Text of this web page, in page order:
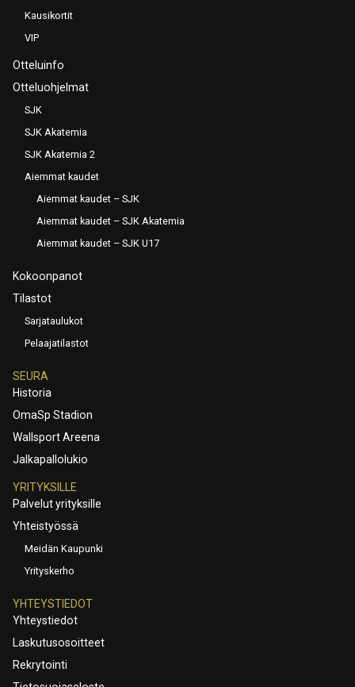
Kausikortit
VIP
Otteluinfo
Otteluohjelmat
SJK
SJK Akatemia
SJK Akatemia 2
Aiemmat kaudet
Aiemmat kaudet – SJK
Aiemmat kaudet – SJK Akatemia
Aiemmat kaudet – SJK U17
Kokoonpanot
Tilastot
Sarjataulukot
Pelaajatilastot
SEURA
Historia
OmaSp Stadion
Wallsport Areena
Jalkapallolukio
YRITYKSILLE
Palvelut yrityksille
Yhteistyössä
Meidän Kaupunki
Yrityskerho
YHTEYSTIEDOT
Yhteystiedot
Laskutusosoitteet
Rekrytointi